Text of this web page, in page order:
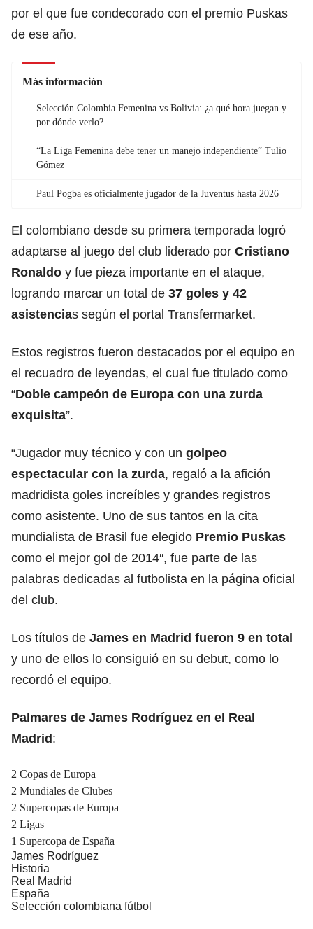
por el que fue condecorado con el premio Puskas
de ese año.
Más información
Selección Colombia Femenina vs Bolivia: ¿a qué hora juegan y
por dónde verlo?
“La Liga Femenina debe tener un manejo independiente” Tulio
Gómez
Paul Pogba es oficialmente jugador de la Juventus hasta 2026
El colombiano desde su primera temporada logró
adaptarse al juego del club liderado por Cristiano
Ronaldo y fue pieza importante en el ataque,
logrando marcar un total de 37 goles y 42
asistencias según el portal Transfermarket.
Estos registros fueron destacados por el equipo en
el recuadro de leyendas, el cual fue titulado como
“Doble campeón de Europa con una zurda
exquisita”.
“Jugador muy técnico y con un golpeo
espectacular con la zurda, regaló a la afición
madridista goles increíbles y grandes registros
como asistente. Uno de sus tantos en la cita
mundialista de Brasil fue elegido Premio Puskas
como el mejor gol de 2014″, fue parte de las
palabras dedicadas al futbolista en la página oficial
del club.
Los títulos de James en Madrid fueron 9 en total
y uno de ellos lo consiguió en su debut, como lo
recordó el equipo.
Palmares de James Rodríguez en el Real
Madrid:
2 Copas de Europa
2 Mundiales de Clubes
2 Supercopas de Europa
2 Ligas
1 Supercopa de España
James Rodríguez
Historia
Real Madrid
España
Selección colombiana fútbol